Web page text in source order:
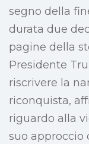
segno della
durata due
pagine della
Presidente
riscrivere la
riconquista,
riguardo alla
suo approccio